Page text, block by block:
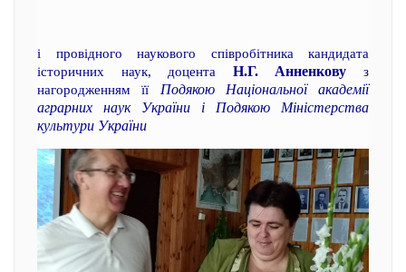
і провідного наукового співробітника кандидата
історичних наук, доцента Н.Г. Анненкову з
нагородженням її Подякою Національної академії
аграрних наук України і Подякою Міністерства
культури України